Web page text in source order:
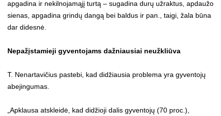
apgadina ir nekilnojamąjį turtą – sugadina durų užraktus, apdaužo
sienas, apgadina grindų dangą bei baldus ir pan., taigi, žala būna
dar didesnė.
Nepažįstamieji gyventojams dažniausiai neužkliūva
T. Nenartavičius pastebi, kad didžiausia problema yra gyventojų
abejingumas.
„Apklausa atskleidė, kad didžioji dalis gyventojų (70 proc.),